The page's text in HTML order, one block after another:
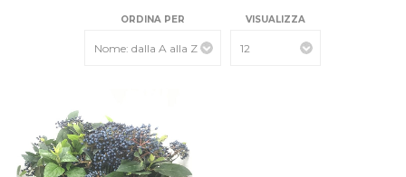
ORDINA PER VISUALIZZA